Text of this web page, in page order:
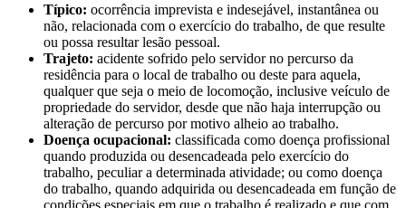
Típico: ocorrência imprevista e indesejável, instantânea ou
não, relacionada com o exercício do trabalho, de que resulte
ou possa resultar lesão pessoal.
Trajeto: acidente sofrido pelo servidor no percurso da
residência para o local de trabalho ou deste para aquela,
qualquer que seja o meio de locomoção, inclusive veículo de
propriedade do servidor, desde que não haja interrupção ou
alteração de percurso por motivo alheio ao trabalho.
Doença ocupacional: classificada como doença profissional
quando produzida ou desencadeada pelo exercício do
trabalho, peculiar a determinada atividade; ou como doença
do trabalho, quando adquirida ou desencadeada em função de
condições especiais em que o trabalho é realizado e que com